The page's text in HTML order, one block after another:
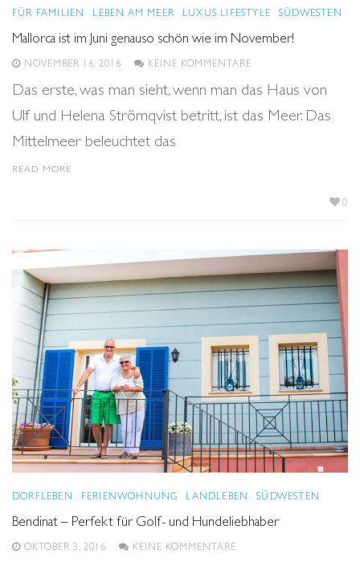
FÜR FAMILIEN LEBEN AM MEER LUXUS LIFESTYLE SÜDWESTEN
Mallorca ist im Juni genauso schön wie im November!
NOVEMBER 16, 2016 KEINE KOMMENTARE
Das erste, was man sieht, wenn man das Haus von
Ulf und Helena Strömqvist betritt, ist das Meer. Das
Mittelmeer beleuchtet das
READ MORE
0
DORFLEBEN FERIENWOHNUNG LANDLEBEN SÜDWESTEN
Bendinat – Perfekt für Golf- und Hundeliebhaber
OKTOBER 3, 2016 KEINE KOMMENTARE